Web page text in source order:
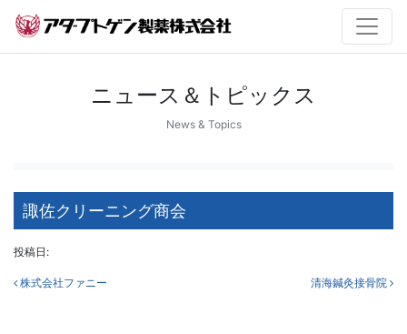
ニュース＆トピックス
News & Topics
諏佐クリーニング商会
投稿日:
投稿ナビゲーション
株式会社ファニー 清海鍼灸接骨院